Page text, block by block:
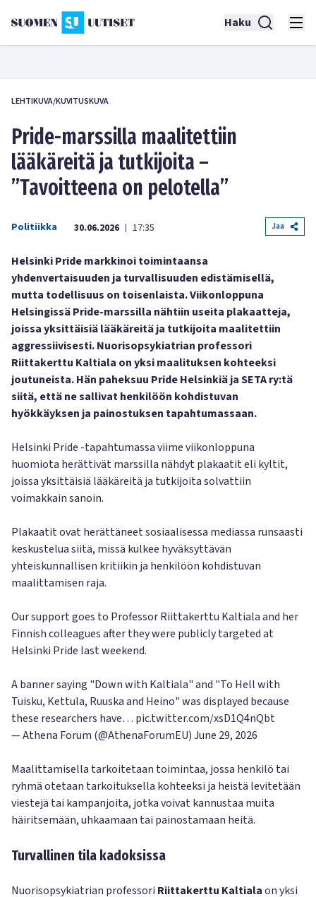
Haku
LEHTIKUVA/KUVITUSKUVA
Pride-marssilla maalitettiin
lääkäreitä ja tutkijoita –
”Tavoitteena on pelotella”
Politiikka 30.06.2026 | 17:35 Jaa
Helsinki Pride markkinoi toimintaansa
yhdenvertaisuuden ja turvallisuuden edistämisellä,
mutta todellisuus on toisenlaista. Viikonloppuna
Helsingissä Pride-marssilla nähtiin useita plakaatteja,
joissa yksittäisiä lääkäreitä ja tutkijoita maalitettiin
aggressiivisesti. Nuorisopsykiatrian professori
Riittakerttu Kaltiala on yksi maalituksen kohteeksi
joutuneista. Hän paheksuu Pride Helsinkiä ja SETA ry:tä
siitä, että ne sallivat henkilöön kohdistuvan
hyökkäyksen ja painostuksen tapahtumassaan.
Helsinki Pride -tapahtumassa viime viikonloppuna
huomiota herättivät marssilla nähdyt plakaatit eli kyltit,
joissa yksittäisiä lääkäreitä ja tutkijoita solvattiin
voimakkain sanoin.
Plakaatit ovat herättäneet sosiaalisessa mediassa runsaasti
keskustelua siitä, missä kulkee hyväksyttävän
yhteiskunnallisen kritiikin ja henkilöön kohdistuvan
maalittamisen raja.
Our support goes to Professor Riittakerttu Kaltiala and her
Finnish colleagues after they were publicly targeted at
Helsinki Pride last weekend.
A banner saying "Down with Kaltiala" and "To Hell with
Tuisku, Kettula, Ruuska and Heino" was displayed because
these researchers have… pic.twitter.com/xsD1Q4nQbt
— Athena Forum (@AthenaForumEU)June 29, 2026
Maalittamisella tarkoitetaan toimintaa, jossa henkilö tai
ryhmä otetaan tarkoituksella kohteeksi ja heistä levitetään
viestejä tai kampanjoita, jotka voivat kannustaa muita
häiritsemään, uhkaamaan tai painostamaan heitä.
Turvallinen tila kadoksissa
Nuorisopsykiatrian professori Riittakerttu Kaltialaon yksi